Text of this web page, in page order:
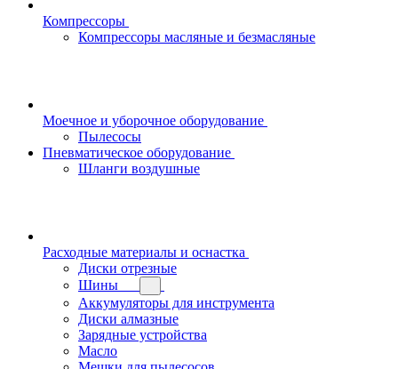
Компрессоры
Компрессоры масляные и безмасляные
Моечное и уборочное оборудование
Пылесосы
Пневматическое оборудование
Шланги воздушные
Расходные материалы и оснастка
Диски отрезные
Шины
Аккумуляторы для инструмента
Диски алмазные
Зарядные устройства
Масло